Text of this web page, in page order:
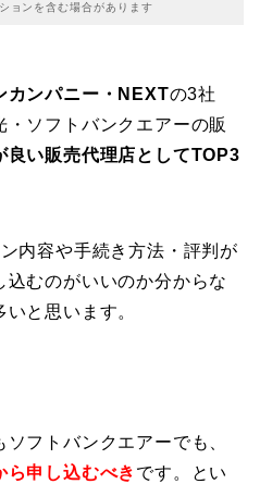
ョンを含む場合があります
カンパニー・NEXTの3社
ソフトバンクエアーの販
良い販売代理店としてTOP3
内容や手続き方法・評判が
むのがいいのか分からな
と思います。
フトバンクエアーでも、
ら申し込むべき です。とい